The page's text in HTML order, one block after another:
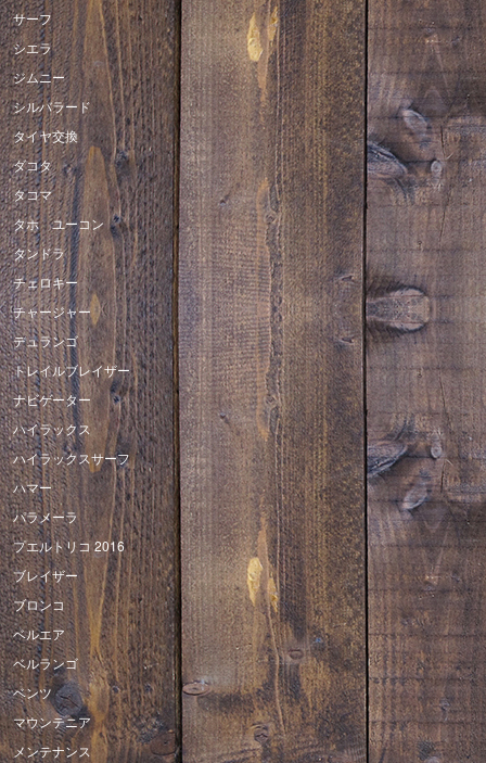
サーフ
シエラ
ジムニー
シルバラード
タイヤ交換
ダコタ
タコマ
タホ ユーコン
タンドラ
チェロキー
チャージャー
デュランゴ
トレイルブレイザー
ナビゲーター
ハイラックス
ハイラックスサーフ
ハマー
パラメーラ
プエルトリコ 2016
ブレイザー
ブロンコ
ベルエア
ベルランゴ
ベンツ
マウンテニア
メンテナンス